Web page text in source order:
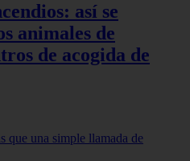
así se
animales de
de acogida de